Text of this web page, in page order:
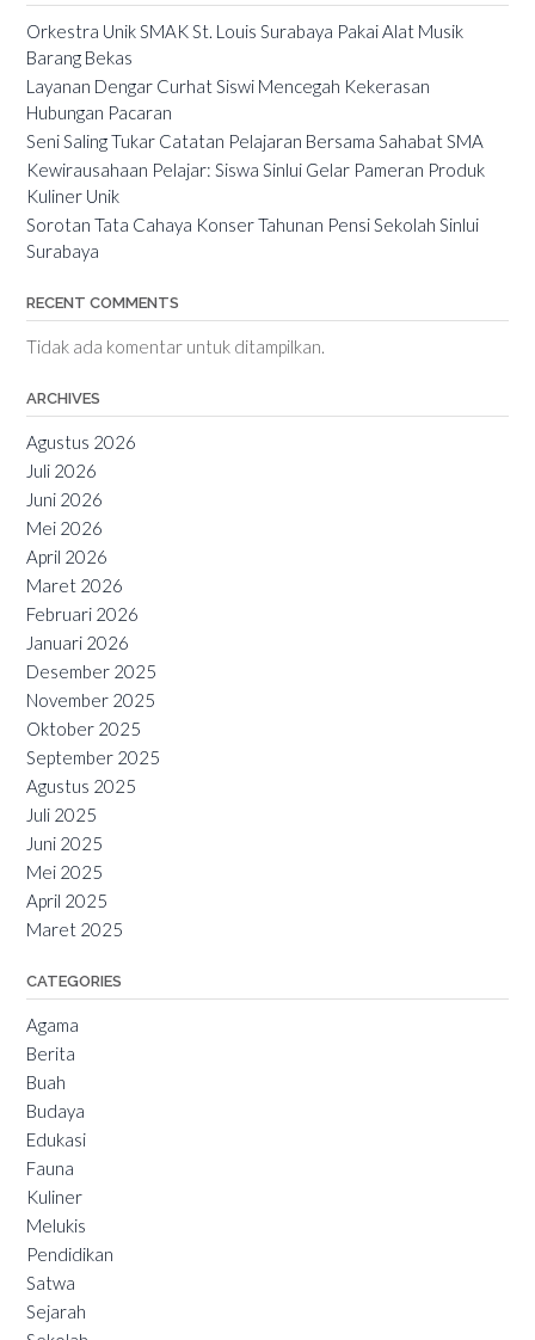
Orkestra Unik SMAK St. Louis Surabaya Pakai Alat Musik
Barang Bekas
Layanan Dengar Curhat Siswi Mencegah Kekerasan
Hubungan Pacaran
Seni Saling Tukar Catatan Pelajaran Bersama Sahabat SMA
Kewirausahaan Pelajar: Siswa Sinlui Gelar Pameran Produk
Kuliner Unik
Sorotan Tata Cahaya Konser Tahunan Pensi Sekolah Sinlui
Surabaya
RECENT COMMENTS
Tidak ada komentar untuk ditampilkan.
ARCHIVES
Agustus 2026
Juli 2026
Juni 2026
Mei 2026
April 2026
Maret 2026
Februari 2026
Januari 2026
Desember 2025
November 2025
Oktober 2025
September 2025
Agustus 2025
Juli 2025
Juni 2025
Mei 2025
April 2025
Maret 2025
CATEGORIES
Agama
Berita
Buah
Budaya
Edukasi
Fauna
Kuliner
Melukis
Pendidikan
Satwa
Sejarah